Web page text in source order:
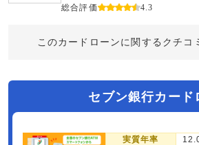
総合評価 4.3
このカードローンに関するクチコ
セブン銀行カード
実質年率